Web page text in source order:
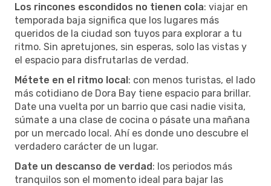
Los rincones escondidos no tienen cola: viajar en
temporada baja significa que los lugares más
queridos de la ciudad son tuyos para explorar a tu
ritmo. Sin apretujones, sin esperas, solo las vistas y
el espacio para disfrutarlas de verdad.
Métete en el ritmo local: con menos turistas, el lado
más cotidiano de Dora Bay tiene espacio para brillar.
Date una vuelta por un barrio que casi nadie visita,
súmate a una clase de cocina o pásate una mañana
por un mercado local. Ahí es donde uno descubre el
verdadero carácter de un lugar.
Date un descanso de verdad: los periodos más
tranquilos son el momento ideal para bajar las